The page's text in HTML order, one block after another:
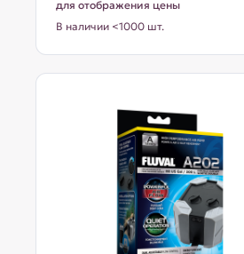
для отображения цены
В наличии <1000 шт.